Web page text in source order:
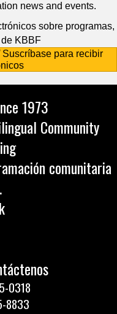
news and events.
sobre programas,
KBBF
para recibir
1973
Community
comunitaria
0318
8833